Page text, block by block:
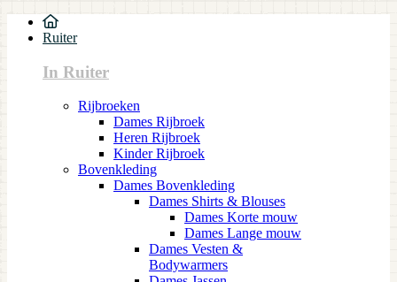
Ruiter
In Ruiter
Rijbroeken
Dames Rijbroek
Heren Rijbroek
Kinder Rijbroek
Bovenkleding
Dames Bovenkleding
Dames Shirts & Blouses
Dames Korte mouw
Dames Lange mouw
Dames Vesten &
Bodywarmers